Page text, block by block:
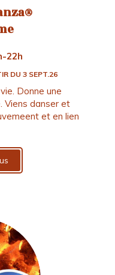
22h
DU 3 SEPT.26
Donne une
Viens danser et
et en lien